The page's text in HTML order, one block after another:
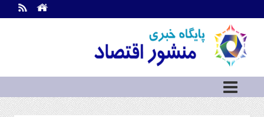
اطلاعات
تماس
ما
درباره
ما